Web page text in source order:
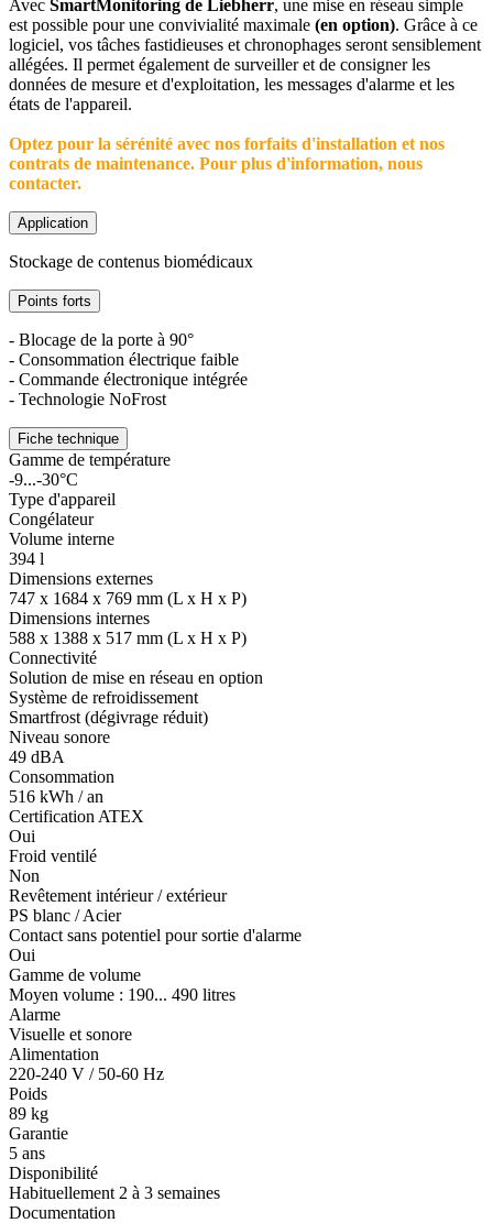
Avec SmartMonitoring de Liebherr, une mise en réseau simple
est possible pour une convivialité maximale (en option). Grâce à ce
logiciel, vos tâches fastidieuses et chronophages seront sensiblement
allégées. Il permet également de surveiller et de consigner les
données de mesure et d'exploitation, les messages d'alarme et les
états de l'appareil.
Optez pour la sérénité avec nos forfaits d'installation et nos
contrats de maintenance. Pour plus d'information, nous
contacter.
Application
Stockage de contenus biomédicaux
Points forts
- Blocage de la porte à 90°
- Consommation électrique faible
- Commande électronique intégrée
- Technologie NoFrost
Fiche technique
Gamme de température
-9...-30°C
Type d'appareil
Congélateur
Volume interne
394 l
Dimensions externes
747 x 1684 x 769 mm (L x H x P)
Dimensions internes
588 x 1388 x 517 mm (L x H x P)
Connectivité
Solution de mise en réseau en option
Système de refroidissement
Smartfrost (dégivrage réduit)
Niveau sonore
49 dBA
Consommation
516 kWh / an
Certification ATEX
Oui
Froid ventilé
Non
Revêtement intérieur / extérieur
PS blanc / Acier
Contact sans potentiel pour sortie d'alarme
Oui
Gamme de volume
Moyen volume : 190... 490 litres
Alarme
Visuelle et sonore
Alimentation
220-240 V / 50-60 Hz
Poids
89 kg
Garantie
5 ans
Disponibilité
Habituellement 2 à 3 semaines
Documentation